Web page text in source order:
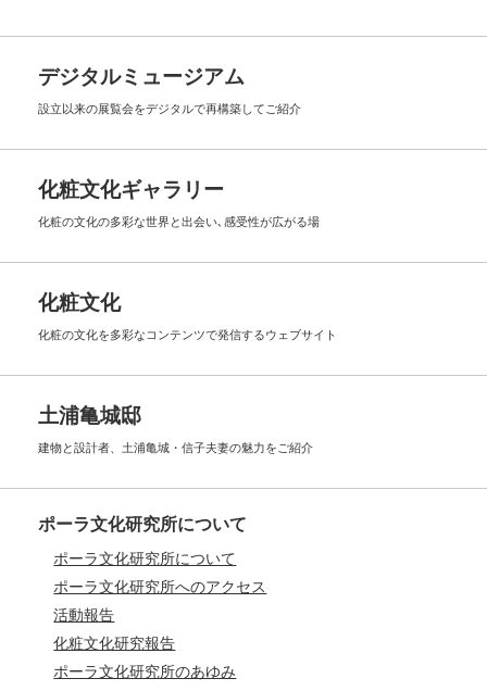
デジタルミュージアム
設立以来の展覧会をデジタルで再構築してご紹介
化粧文化ギャラリー
化粧の文化の多彩な世界と出会い､ 感受性が広がる場
化粧文化
化粧の文化を多彩なコンテンツで発信するウェブサイト
土浦亀城邸
建物と設計者、土浦亀城・信子夫妻の魅力をご紹介
ポーラ文化研究所について
ポーラ文化研究所について
ポーラ文化研究所へのアクセス
活動報告
化粧文化研究報告
ポーラ文化研究所のあゆみ